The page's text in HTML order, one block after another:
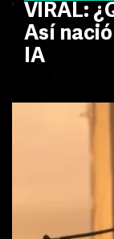
VIRAL:
Así
IA